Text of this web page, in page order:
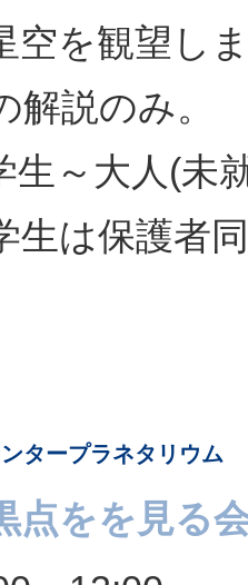
空を観望し
説のみ。
～大人(未
生は保護者
タープラネタリウム
点をを見る